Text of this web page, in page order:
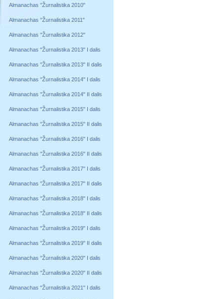
Almanachas "Žurnalistika 2010"
Almanachas "Žurnalistika 2011"
Almanachas "Žurnalistika 2012"
Almanachas "Žurnalistika 2013" I dalis
Almanachas "Žurnalistika 2013" II dalis
Almanachas "Žurnalistika 2014" I dalis
Almanachas "Žurnalistika 2014" II dalis
Almanachas "Žurnalistika 2015" I dalis
Almanachas "Žurnalistika 2015" II dalis
Almanachas "Žurnalistika 2016" I dalis
Almanachas "Žurnalistika 2016" II dalis
Almanachas "Žurnalistika 2017" I dalis
Almanachas "Žurnalistika 2017" II dalis
Almanachas "Žurnalistika 2018" I dalis
Almanachas "Žurnalistika 2018" II dalis
Almanachas "Žurnalistika 2019" I dalis
Almanachas "Žurnalistika 2019" II dalis
Almanachas "Žurnalistika 2020" I dalis
Almanachas "Žurnalistika 2020" II dalis
Almanachas "Žurnalistika 2021" I dalis